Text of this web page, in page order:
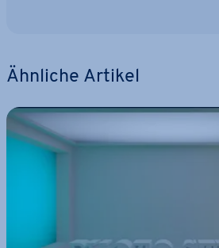
Ähnliche Artikel